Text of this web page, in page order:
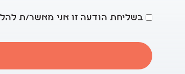
בשליחת הודעה זו אני מאשר/ת